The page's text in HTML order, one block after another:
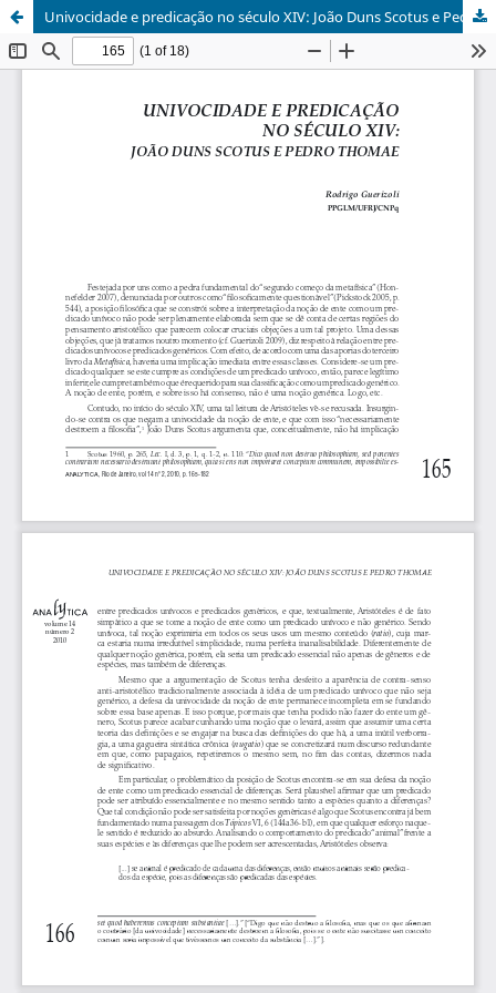
Univocidade e predicação no século XIV: João Duns Scotus e Pedro Thomae